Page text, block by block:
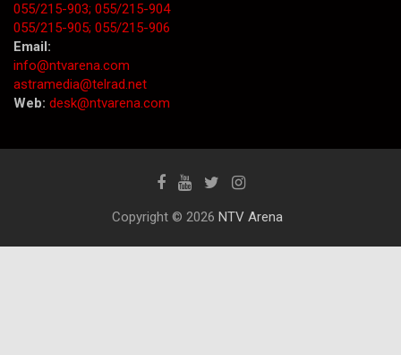
055/215-903; 055/215-904
055/215-905; 055/215-906
Email:
info@ntvarena.com
astramedia@telrad.net
Web: desk@ntvarena.com
Copyright © 2026 NTV Arena